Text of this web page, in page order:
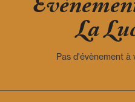
La
Pas d'évènement à